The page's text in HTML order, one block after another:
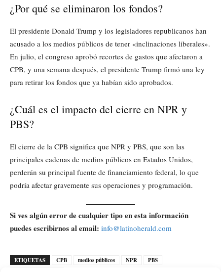
¿Por qué se eliminaron los fondos?
El presidente Donald Trump y los legisladores republicanos han
acusado a los medios públicos de tener «inclinaciones liberales».
En julio, el congreso aprobó recortes de gastos que afectaron a
CPB, y una semana después, el presidente Trump firmó una ley
para retirar los fondos que ya habían sido aprobados.
¿Cuál es el impacto del cierre en NPR y
PBS?
El cierre de la CPB significa que NPR y PBS, que son las
principales cadenas de medios públicos en Estados Unidos,
perderán su principal fuente de financiamiento federal, lo que
podría afectar gravemente sus operaciones y programación.
Si ves algún error de cualquier tipo en esta información
puedes escribirnos al email: info@latinoherald.com
ETIQUETAS CPB medios públicos NPR
PBS